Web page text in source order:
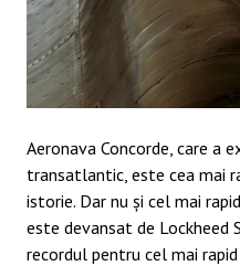
Aeronava Concorde, care a
transatlantic, este cea mai
istorie. Dar nu și cel mai
este devansat de Lockheed
recordul pentru cel mai